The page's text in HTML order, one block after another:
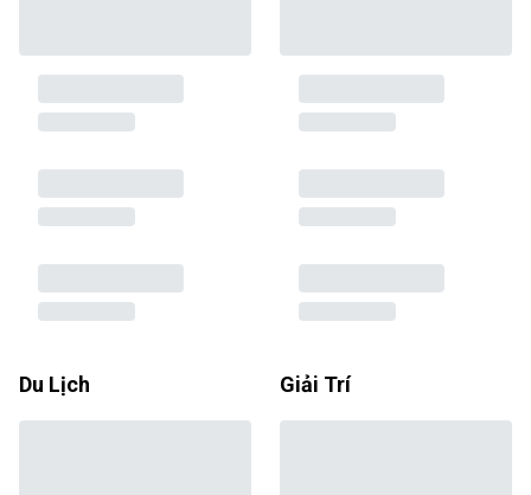
Du Lịch Giải Trí